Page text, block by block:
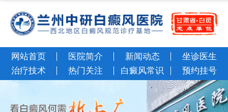
网站首页 医院简介 新闻动态
坐诊医生
治疗技术
热门关注 白癜风常识 预约挂号